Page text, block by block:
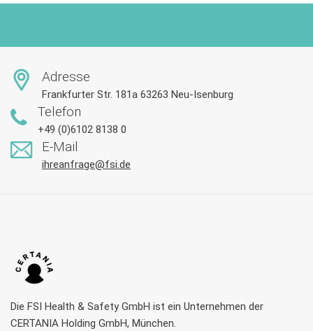
Adresse
Frankfurter Str. 181a 63263 Neu-Isenburg
Telefon
+49 (0)6102 8138 0
E-Mail
ihreanfrage@fsi.de
Die FSI Health & Safety GmbH ist ein Unternehmen der
CERTANIA Holding GmbH, München.